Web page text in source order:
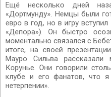
Ещё несколько дней
«Дортмунду». Немцы были
евро в год, но в игру
«Депора»). Он быстро
моментально связался с
итоге, на своей
Мауро Сильва
Корунье. Они говорили
клубе и его фанатов, что
нетерпении».